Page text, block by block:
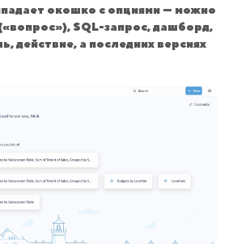
окошко с опциями — можно
SQL-запрос, дашборд,
действие, а последних версиях